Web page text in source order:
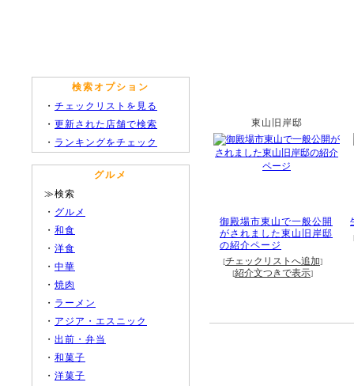
検索オプション
・ チェックリストを見る
・ 更新された店舗で検索
・ ランキングをチェック
グルメ
≫検索
・ グルメ
・ 和食
・ 洋食
・ 中華
・ 焼肉
・ ラーメン
・ アジア・エスニック
・ 出前・弁当
・ 和菓子
・ 洋菓子
東山旧岸邸
御殿場市東山で一般公開
がされました東山旧岸邸
の紹介ページ
[チェックリストへ追加]
[紹介文つきで表示]